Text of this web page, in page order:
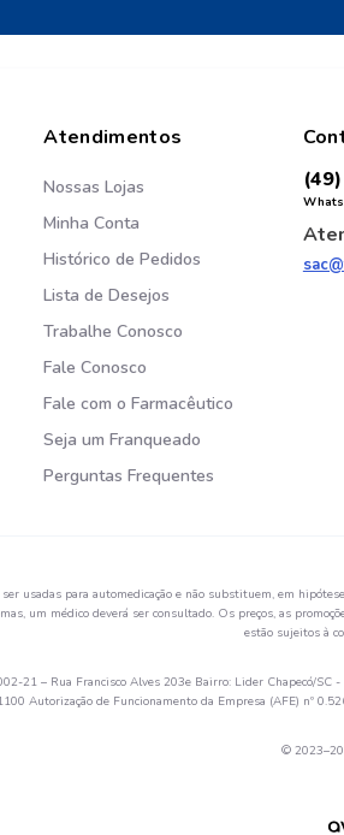
Atendimentos
Nossas Lojas
Minha Conta
Histórico de Pedidos
Lista de Desejos
Trabalhe Conosco
Fale Conosco
Fale com o Farmacêutico
Seja um Franqueado
Perguntas Frequentes
usadas para automedicação e não substituem, em
um médico deverá ser consultado. Os preços, as
estão sujeitos à
21 – Rua Francisco Alves 203e Bairro: Lider Chapecó/
Autorização de Funcionamento da Empresa (AFE) nº
©